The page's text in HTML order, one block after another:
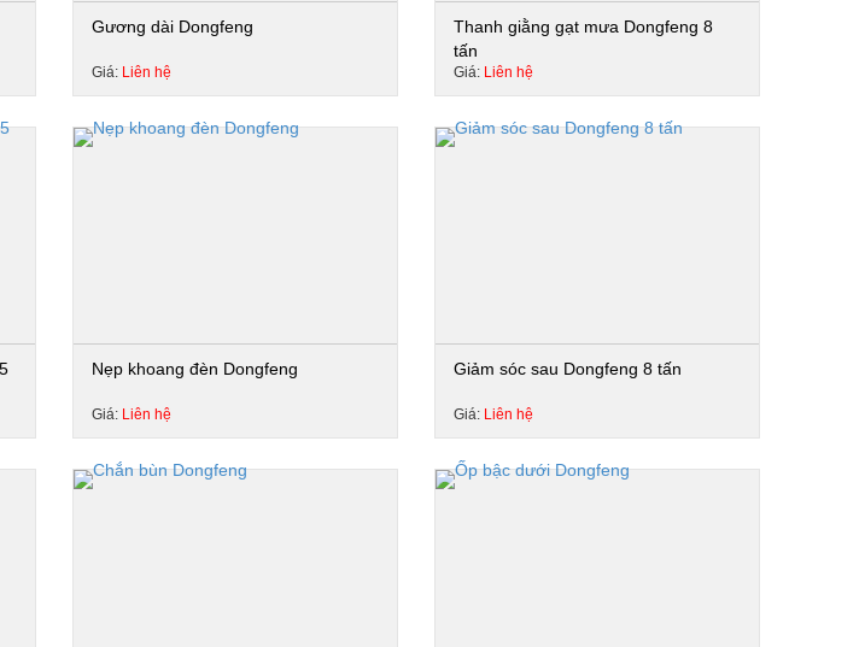
Gương dài Dongfeng
Giá: Liên hệ
Thanh giằng gạt mưa Dongfeng 8
tấn
Giá: Liên hệ
Nẹp khoang đèn Dongfeng
Giá: Liên hệ
Giảm sóc sau Dongfeng 8 tấn
Giá: Liên hệ